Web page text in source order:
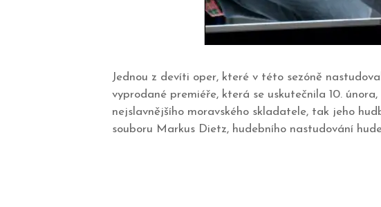
Jednou z devíti oper, které v této sezóně
vyprodané premiéře, která se uskutečnila 10.
nejslavnějšího moravského skladatele, tak jeho
souboru Markus Dietz, hudebního nastudování